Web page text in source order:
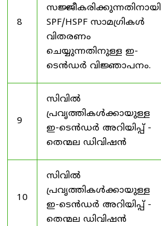
8
സജ്ജീകരിക്കുന്നതിനായി
SPF/HSPF സാമഗ്രികൾ
വിതരണം
ചെയ്യുന്നതിനുള്ള ഇ-
ടെൻഡർ വിജ്ഞാപനം.
9
സിവിൽ
പ്രവൃത്തികൾക്കായുള്ള
ഇ-ടെൻഡർ അറിയിപ്പ് -
തെന്മല ഡിവിഷൻ
10
സിവിൽ
പ്രവൃത്തികൾക്കായുള്ള
ഇ-ടെൻഡർ അറിയിപ്പ് -
തെന്മല ഡിവിഷൻ